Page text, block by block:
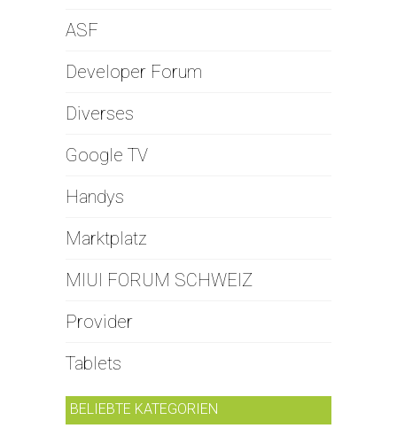
ASF
Developer Forum
Diverses
Google TV
Handys
Marktplatz
MIUI FORUM SCHWEIZ
Provider
Tablets
BELIEBTE KATEGORIEN